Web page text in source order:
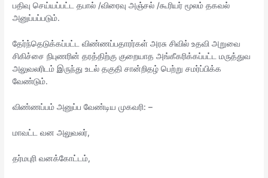
பதிவு செய்யப்பட்ட தபால் /விரைவு அஞ்சல் /கூரியர் மூலம் தகவல்
அனுப்பப்படும்.
தேர்ந்தெடுக்கப்பட்ட விண்ணப்பதாரர்கள் அரசு சிவில் உதவி அறுவை
சிகிச்சை நிபுணரின் தரத்திற்கு குறையாத அங்கீகரிக்கப்பட்ட மருத்துவ
அலுவலரிடம் இருந்து உடல் தகுதி சான்றிதழ் பெற்று சமர்ப்பிக்க
வேண்டும்.
விண்ணப்பம் அனுப்ப வேண்டிய முகவரி: –
மாவட்ட வன அலுவலர்,
தர்மபுரி வனக்கோட்டம்,